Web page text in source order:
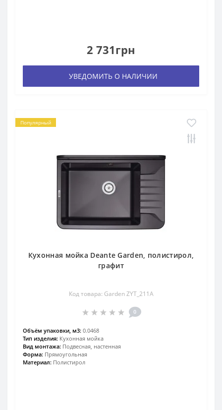
2 731грн
УВЕДОМИТЬ О НАЛИЧИИ
Популярный
Кухонная мойка Deante Garden, полистирол,
графит
Код товара: Garden ZYT_211A
0
Объём упаковки, м3: 0.0468
Тип изделия: Кухонная мойка
Вид монтажа: Подвесная, настенная
Форма: Прямоугольная
Материал: Полистирол